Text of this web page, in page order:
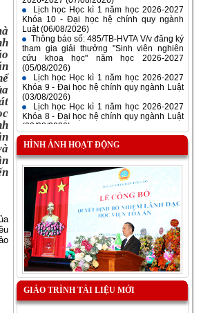
Khóa 10 - Đại học hệ chính quy ngành
Luật(06/08/2026)
Thông báo số: 485/TB-HVTA V/v đăng ký
tham gia giải thưởng "Sinh viên nghiên
cứu khoa học" năm học 2026-2027
(05/08/2026)
Lịch học Học kì 1 năm học 2026-2027
Khóa 9 - Đại học hệ chính quy ngành Luật
(03/08/2026)
Lịch học Học kì 1 năm học 2026-2027
Khóa 8 - Đại học hệ chính quy ngành Luật
(03/08/2026)
HÌNH ẢNH HOẠT ĐỘNG
GIÁO TRÌNH TÀI LIỆU MỚI